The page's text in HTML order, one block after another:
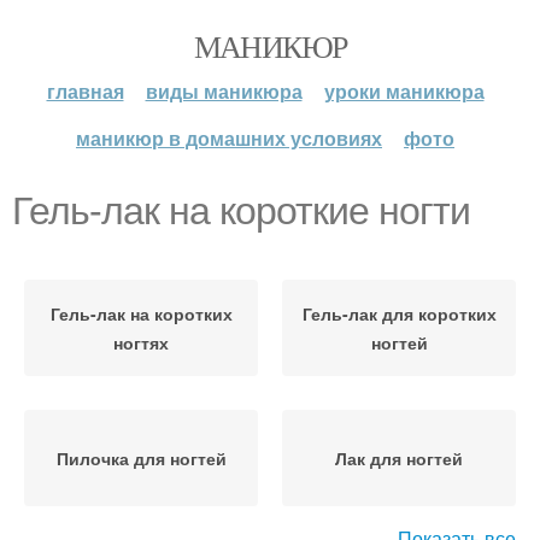
МАНИКЮР
главная виды маникюра
уроки маникюра
маникюр в домашних условиях
фото
Гель-лак на короткие ногти
Гель-лак на коротких
ногтях
Гель-лак для коротких
ногтей
Пилочка для ногтей Лак для ногтей